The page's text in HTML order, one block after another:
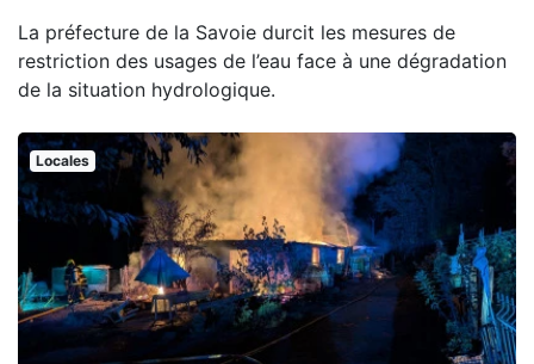
La préfecture de la Savoie durcit les mesures de
restriction des usages de l’eau face à une dégradation
de la situation hydrologique.
Locales